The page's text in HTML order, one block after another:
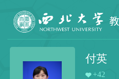
付英
+42